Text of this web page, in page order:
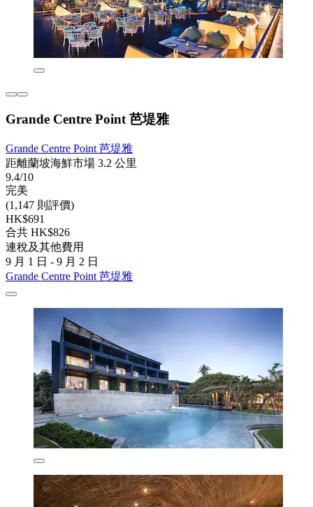
Grande Centre Point 芭堤雅
Grande Centre Point 芭堤雅
距離蘭坡海鮮市場 3.2 公里
9.4/10
完美
(1,147 則評價)
HK$691
合共 HK$826
連稅及其他費用
9 月 1 日 - 9 月 2 日
Grande Centre Point 芭堤雅